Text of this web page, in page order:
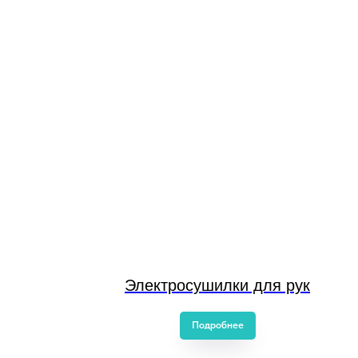
Электросушилки для рук
Подробнее